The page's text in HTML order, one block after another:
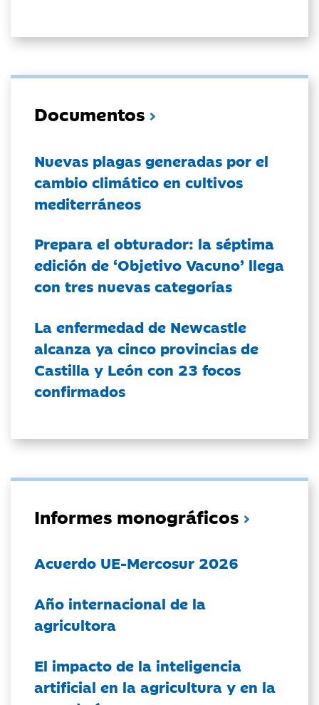
Documentos
Nuevas plagas generadas por el
cambio climático en cultivos
mediterráneos
Prepara el obturador: la séptima
edición de ‘Objetivo Vacuno’ llega
con tres nuevas categorías
La enfermedad de Newcastle
alcanza ya cinco provincias de
Castilla y León con 23 focos
confirmados
Informes monográficos
Acuerdo UE-Mercosur 2026
Año internacional de la
agricultora
El impacto de la inteligencia
artificial en la agricultura y en la